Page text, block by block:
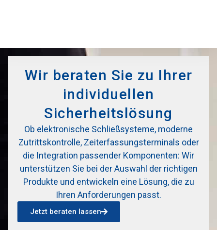
Wir beraten Sie zu Ihrer
individuellen
Sicherheitslösung
Ob elektronische Schließsysteme, moderne
Zutrittskontrolle, Zeiterfassungsterminals oder
die Integration passender Komponenten: Wir
unterstützen Sie bei der Auswahl der richtigen
Produkte und entwickeln eine Lösung, die zu
Ihren Anforderungen passt.
Jetzt beraten lassen